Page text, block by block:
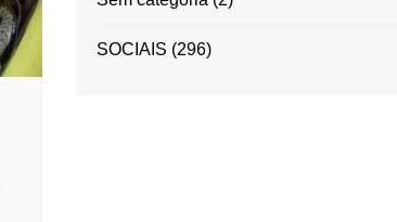
SOCIAIS (296)